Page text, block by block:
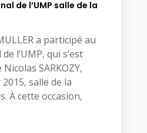
de l’UMP salle de la
a participé au
l’UMP, qui s’est
SARKOZY,
salle de la
À cette occasion,